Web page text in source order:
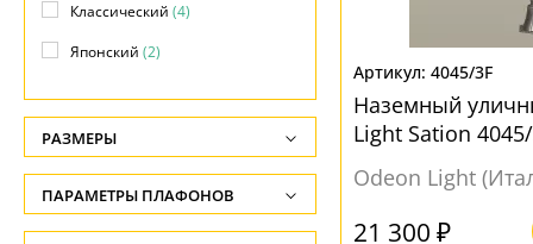
4045/3F
Наземный
Light Sation
Odeon Light
21 300 ₽
Классический (4)
Японский (2)
РАЗМЕРЫ
Высота, см
-
ПАРАМЕТРЫ ПЛАФОНОВ